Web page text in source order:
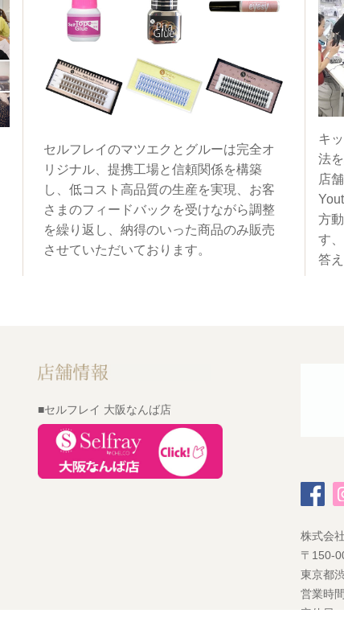
セルフレイのマツエクとグルーは完全オ
リジナル、提携工場と信頼関係を構築
し、低コスト高品質の生産を実現、お客
さまのフィードバックを受けながら調整
を繰り返し、納得のいった商品のみ販売
させていただいております。
キ
法
店
方
す
答
■セルフレイ 大阪なんば店
株式会
〒150-
東京都
営業時
定休日